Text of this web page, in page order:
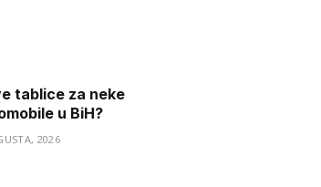
tablice za neke
u BiH?
2026